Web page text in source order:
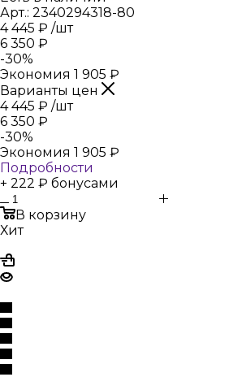
Арт.: 2340294318-80
4 445 ₽ /шт
6 350 ₽
-30%
Экономия 1 905 ₽
Варианты цен
4 445 ₽ /шт
6 350 ₽
-30%
Экономия 1 905 ₽
Подробности
+ 222 ₽ бонусами
В корзину
Хит